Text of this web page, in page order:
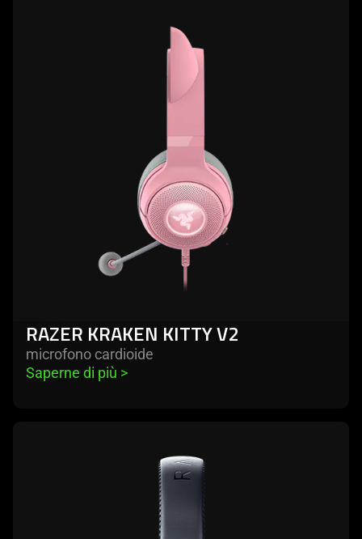
RAZER KRAKEN KITTY V2
microfono cardioide
Saperne di più >